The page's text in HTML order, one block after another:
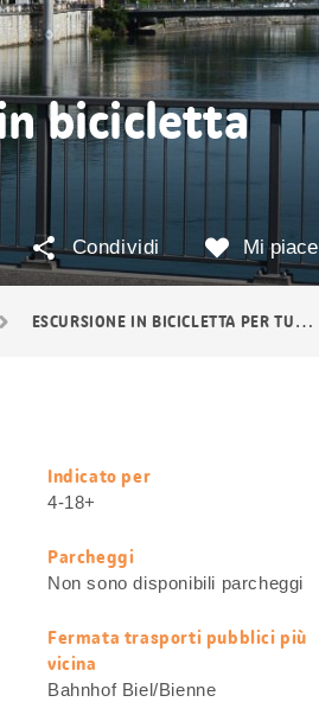
ESCURSIONE IN BICICLETTA PER TUTTA LA FAMIGLIA DA BIENNE A SOLETTA
bicicletta
Mi piace
Condividi
Informazioni
utili
Indicato per
4-18+
Parcheggi
Non sono disponibili parcheggi
Fermata trasporti pubblici più
vicina
Bahnhof Biel/Bienne